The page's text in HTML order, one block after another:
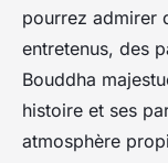
pourrez admirer
entretenus, des
Bouddha
histoire et ses
atmosphère